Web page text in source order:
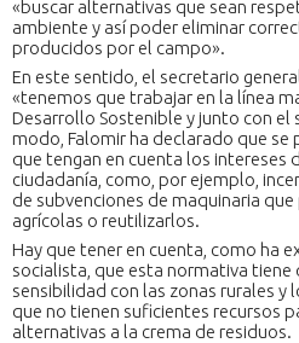
«buscar alternativas que sean
ambiente y así poder eliminar
producidos por el campo».
En este sentido, el secretario
«tenemos que trabajar en la línea
Desarrollo Sostenible y junto con el
modo, Falomir ha declarado que
que tengan en cuenta los intereses
ciudadanía, como, por ejemplo,
de subvenciones de maquinaria
agrícolas o reutilizarlos.
Hay que tener en cuenta, como ha
socialista, que esta normativa tiene
sensibilidad con las zonas rurales
que no tienen suficientes recursos
alternativas a la crema de residuos.